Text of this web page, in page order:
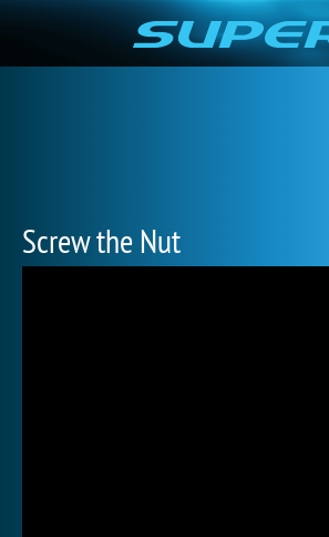
Screw the Nut